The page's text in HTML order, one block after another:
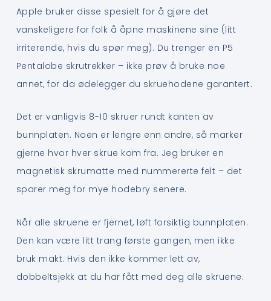
Apple bruker disse spesielt for å gjøre det
vanskeligere for folk å åpne maskinene sine (litt
irriterende, hvis du spør meg). Du trenger en P5
Pentalobe skrutrekker – ikke prøv å bruke noe
annet, for da ødelegger du skruehodene garantert.
Det er vanligvis 8-10 skruer rundt kanten av
bunnplaten. Noen er lengre enn andre, så marker
gjerne hvor hver skrue kom fra. Jeg bruker en
magnetisk skrumatte med nummererte felt – det
sparer meg for mye hodebry senere.
Når alle skruene er fjernet, løft forsiktig bunnplaten.
Den kan være litt trang første gangen, men ikke
bruk makt. Hvis den ikke kommer lett av,
dobbeltsjekk at du har fått med deg alle skruene.